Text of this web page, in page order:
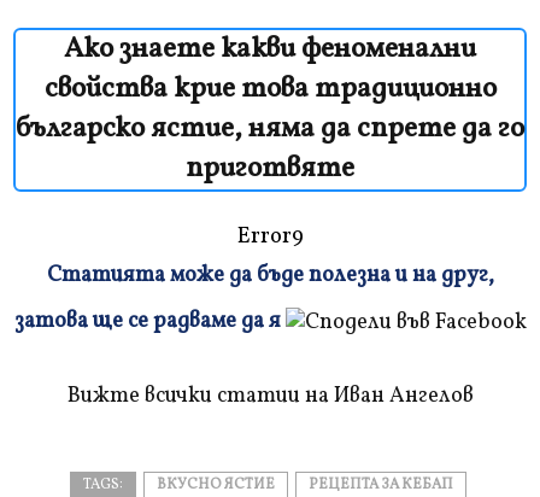
Ако знаете какви феноменални
свойства крие това традиционно
българско ястие, няма да спрете да го
приготвяте
Error9
и
Статията може да бъде полезна и на друг,
затова ще се радваме да я
Вижте всички статии на Иван Ангелов
TAGS: ВКУСНО ЯСТИЕ РЕЦЕПТА ЗА КЕБАП